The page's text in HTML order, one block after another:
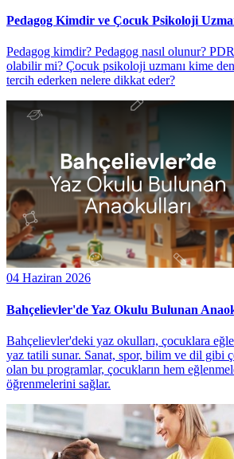
Pedagog Kimdir ve Çocuk Psikoloji
Pedagog kimdir? Pedagog nasıl olunur?
olabilir mi? Çocuk psikoloji uzmanı kime
tercih ederken nelere dikkat eder?
04 Haziran 2026
Bahçelievler'de Yaz Okulu Bulunan
Bahçelievler'deki yaz okulları, çocuklara
yaz tatili sunar. Sanat, spor, bilim ve dil gibi
olan bu programlar, çocukların hem
öğrenmelerini sağlar.